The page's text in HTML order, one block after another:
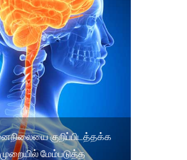
குறிப்பிடத்தக்க
மேம்படுத்த